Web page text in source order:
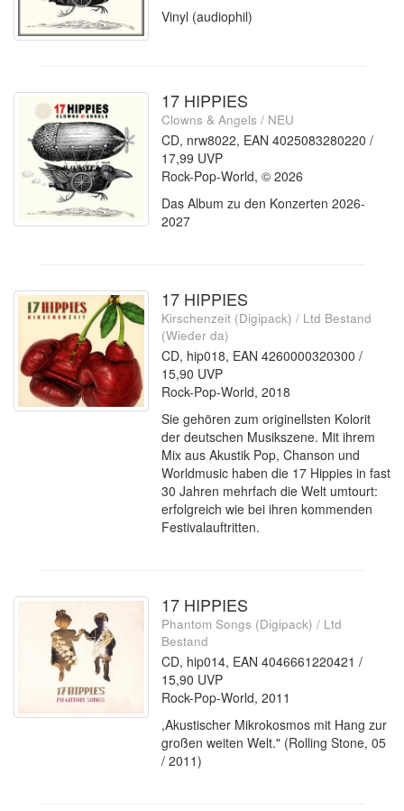
Vinyl (audiophil)
17 HIPPIES
Clowns & Angels / NEU
CD, nrw8022, EAN 4025083280220 /
17,99 UVP
Rock-Pop-World, © 2026
Das Album zu den Konzerten 2026-
2027
17 HIPPIES
Kirschenzeit (Digipack) / Ltd Bestand
(Wieder da)
CD, hip018, EAN 4260000320300 /
15,90 UVP
Rock-Pop-World, 2018
Sie gehören zum originellsten Kolorit
der deutschen Musikszene. Mit ihrem
Mix aus Akustik Pop, Chanson und
Worldmusic haben die 17 Hippies in fast
30 Jahren mehrfach die Welt umtourt:
erfolgreich wie bei ihren kommenden
Festivalauftritten.
17 HIPPIES
Phantom Songs (Digipack) / Ltd
Bestand
CD, hip014, EAN 4046661220421 /
15,90 UVP
Rock-Pop-World, 2011
,Akustischer Mikrokosmos mit Hang zur
großen weiten Welt." (Rolling Stone, 05
/ 2011)